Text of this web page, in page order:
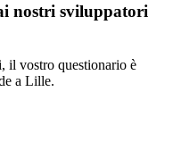
nostri sviluppatori
il vostro questionario è
a Lille.